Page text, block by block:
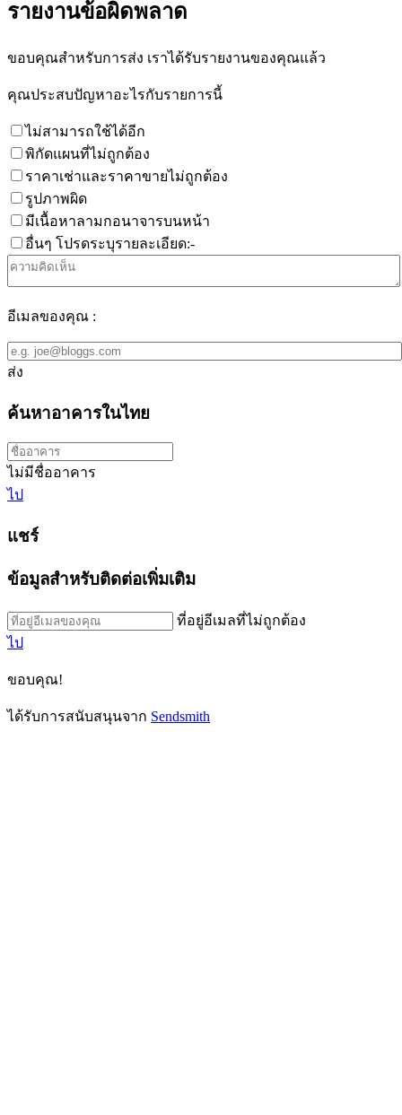
รายงานข้อผิดพลาด
ขอบคุณสำหรับการส่ง เราได้รับรายงานของคุณแล้ว
คุณประสบปัญหาอะไรกับรายการนี้
ไม่สามารถใช้ได้อีก
พิกัดแผนที่ไม่ถูกต้อง
ราคาเช่าและราคาขายไม่ถูกต้อง
รูปภาพผิด
มีเนื้อหาลามกอนาจารบนหน้า
อื่นๆ โปรดระบุรายละเอียด:-
อีเมลของคุณ :
ส่ง
ค้นหาอาคารในไทย
ไม่มีชื่ออาคาร
ไป
แชร์
ข้อมูลสำหรับติดต่อเพิ่มเติม
ที่อยู่อีเมลที่ไม่ถูกต้อง
ไป
ขอบคุณ!
ได้รับการสนับสนุนจาก Sendsmith